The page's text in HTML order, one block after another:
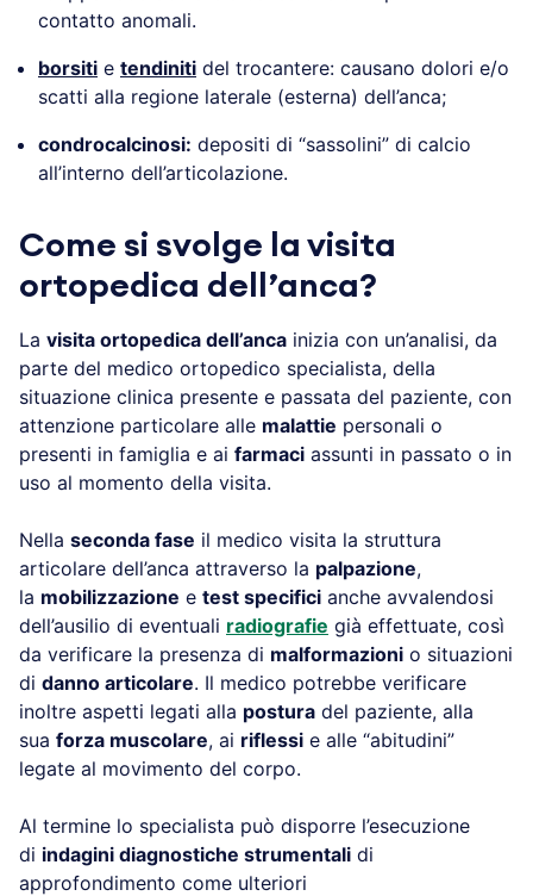
contatto anomali.
borsiti e tendiniti del trocantere: causano dolori e/o
scatti alla regione laterale (esterna) dell’anca;
condrocalcinosi: depositi di “sassolini” di calcio
all’interno dell’articolazione.
Come si svolge la visita
ortopedica dell’anca?
La visita ortopedica dell’anca inizia con un’analisi, da
parte del medico ortopedico specialista, della
situazione clinica presente e passata del paziente, con
attenzione particolare alle malattie personali o
presenti in famiglia e ai farmaci assunti in passato o in
uso al momento della visita.
Nella seconda fase il medico visita la struttura
articolare dell’anca attraverso la palpazione,
la mobilizzazione e test specifici anche avvalendosi
dell’ausilio di eventuali radiografie già effettuate, così
da verificare la presenza di malformazioni o situazioni
di danno articolare. Il medico potrebbe verificare
inoltre aspetti legati alla postura del paziente, alla
sua forza muscolare, ai riflessi e alle “abitudini”
legate al movimento del corpo.
Al termine lo specialista può disporre l’esecuzione
di indagini diagnostiche strumentali di
approfondimento come ulteriori